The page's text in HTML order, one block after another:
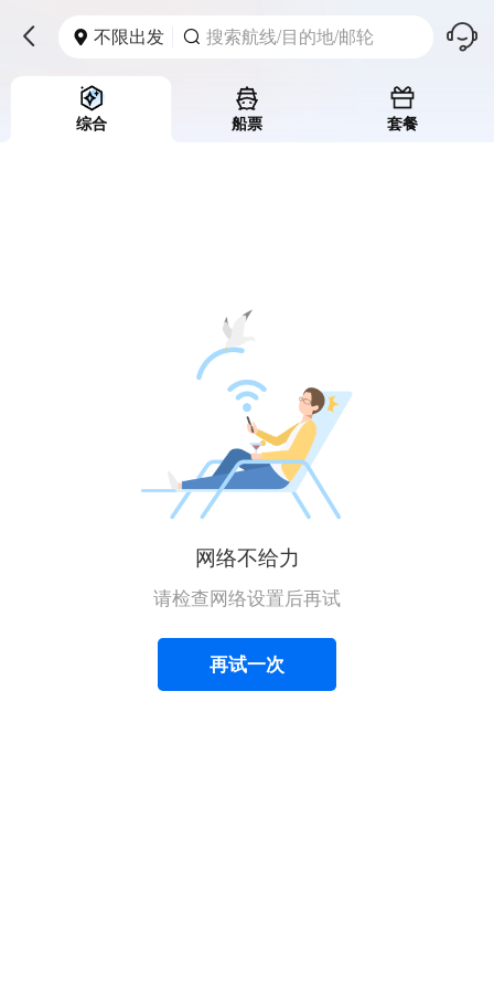
  不限出发  搜索航线/目的地/邮轮 󱪩
综合 船票 套餐
网络不给力
请检查网络设置后再试
再试一次